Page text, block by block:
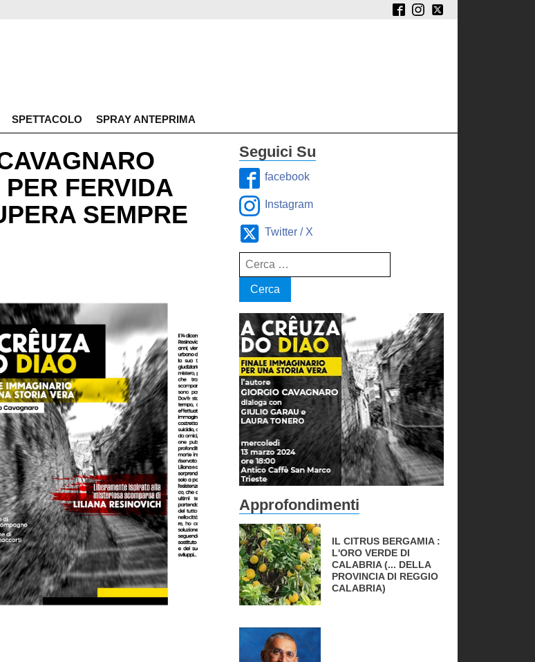
SPETTACOLO SPRAY ANTEPRIMA
FERVIDA
SEMPRE
Seguici Su
facebook
Instagram
Twitter / X
Ricerca
per:
Approfondimenti
IL CITRUS BERGAMIA :
L'ORO VERDE DI
CALABRIA (... DELLA
PROVINCIA DI REGGIO
CALABRIA)